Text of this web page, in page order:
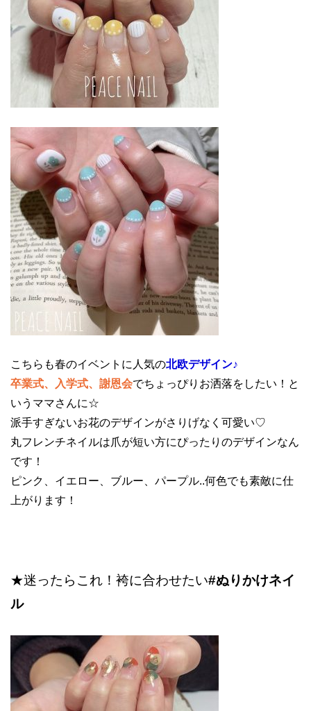
こちらも春のイベントに人気の北欧デザイン♪
卒業式、入学式、謝恩会でちょっぴりお洒落をしたい！と
いうママさんに☆
派手すぎないお花のデザインがさりげなく可愛い♡
丸フレンチネイルは爪が短い方にぴったりのデザインなん
です！
ピンク、イエロー、ブルー、パープル..何色でも素敵に仕
上がります！
★迷ったらこれ！袴に合わせたい#ぬりかけネイ
ル